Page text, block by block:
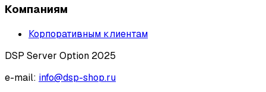
Компаниям
Корпоративным клиентам
DSP Server Option 2025
e-mail: info@dsp-shop.ru